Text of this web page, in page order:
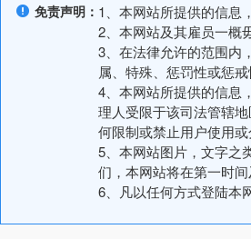
免责声明： 1、本网站所提供的信息
2、本网站及其雇员一概
3、在法律允许的范围内
属、特殊、惩罚性或惩
4、本网站所提供的信息
理人受限于该司法管辖
何限制或禁止用户使用
5、本网站图片，文字之
们，本网站将在第一时间
6、凡以任何方式登陆本